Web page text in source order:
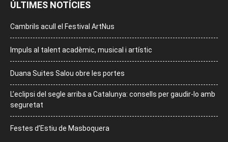
ÚLTIMES NOTÍCIES
Cambrils acull el Festival ArtNus
Impuls al talent acadèmic, musical i artístic
Duana Suites Salou obre les portes
L’eclipsi del segle arriba a Catalunya: consells per gaudir-lo amb
seguretat
Festes d’Estiu de Masboquera